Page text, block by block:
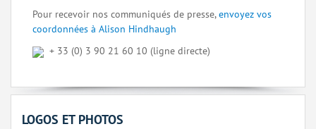
Pour recevoir nos communiqués de presse,envoyez vos
coordonnées à Alison Hindhaugh
+ 33 (0) 3 90 21 60 10 (ligne directe)
LOGOS ET PHOTOS